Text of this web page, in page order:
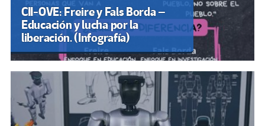
CII-OVE: Freire y Fals Borda –
Educación y lucha por la
liberación. (Infografía)